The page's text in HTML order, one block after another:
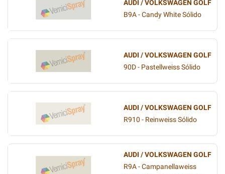
AUDI / VOLKSWAGEN GOLF
B9A - Candy White Sólido
AUDI / VOLKSWAGEN GOLF
90D - Pastellweiss Sólido
AUDI / VOLKSWAGEN GOLF
R910 - Reinweiss Sólido
AUDI / VOLKSWAGEN GOLF
R9A - Campanellaweiss